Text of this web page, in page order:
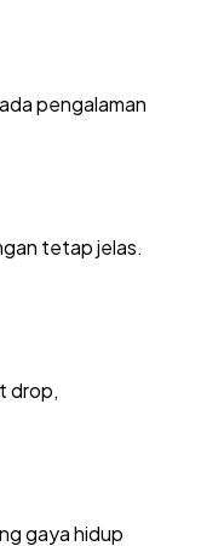
pengalaman
tetap jelas.
drop,
gaya hidup